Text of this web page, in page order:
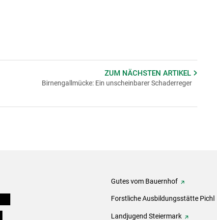
ZUM NÄCHSTENARTIKEL
Birnengallmücke: Ein unscheinbarer Schaderreger
Gutes vom Bauernhof
Forstliche Ausbildungsstätte Pichl
Landjugend Steiermark